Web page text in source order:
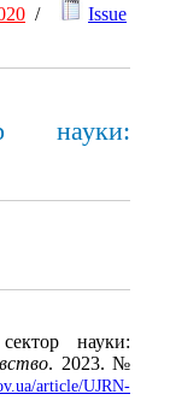
/
Issue
науки:
науки:
. 2023. №
article/UJRN-